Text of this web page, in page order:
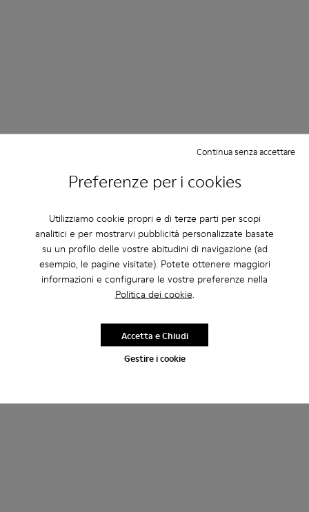
Preferenze per i cookies
Utilizziamo cookie propri e di terze parti per scopi
analitici e per mostrarvi pubblicità personalizzate basate
su un profilo delle vostre abitudini di navigazione (ad
esempio, le pagine visitate). Potete ottenere maggiori
informazioni e configurare le vostre preferenze nella
Politica dei cookie.
Gestire i cookie
Continua senza accettare
Accetta e Chiudi